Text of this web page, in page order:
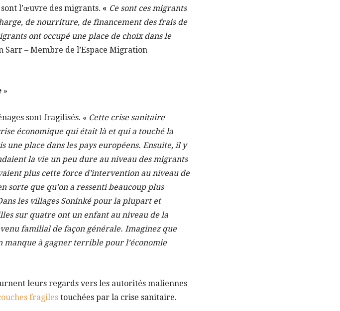
l’œuvre des migrants. « Ce sont ces migrants
de nourriture, de financement des frais de
ont occupé une place de choix dans le
– Membre de l’Espace Migration
»
sont fragilisés. « Cette crise sanitaire
économique qui était là et qui a touché la
place dans les pays européens. Ensuite, il y
la vie un peu dure au niveau des migrants
plus cette force d’intervention au niveau de
sorte que qu’on a ressenti beaucoup plus
les villages Soninké pour la plupart et
sur quatre ont un enfant au niveau de la
familial de façon générale. Imaginez que
manque à gagner terrible pour l’économie
leurs regards vers les autorités maliennes
fragiles touchées par la crise sanitaire.